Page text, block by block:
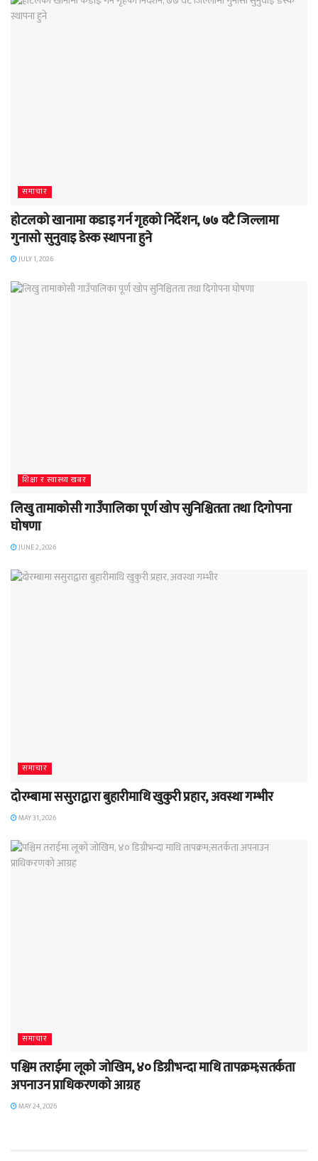
समाचार
होटलको खानामा कडाइ गर्न गृहको निर्देशन, ७७ वटै जिल्लामा
गुनासो सुनुवाइ डेस्क स्थापना हुने
JULY 1, 2026
शिक्षा र स्वास्थ्य खबर
लिखु तामाकोसी गाउँपालिका पूर्ण खोप सुनिश्चितता तथा दिगोपना
घोषणा
JUNE 2, 2026
समाचार
दोरम्बामा ससुराद्वारा बुहारीमाथि खुकुरी प्रहार, अवस्था गम्भीर
MAY 31, 2026
समाचार
पश्चिम तराईमा लूको जोखिम, ४० डिग्रीभन्दा माथि तापक्रम;सतर्कता
अपनाउन प्राधिकरणको आग्रह
MAY 24, 2026